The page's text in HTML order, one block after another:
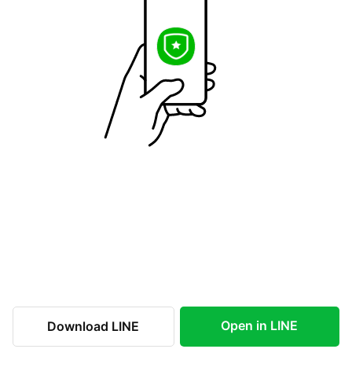
Download LINE Open in LINE